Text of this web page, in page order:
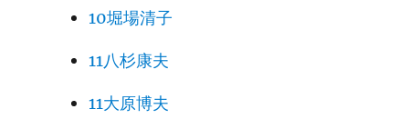
10堀場清子
11八杉康夫
11大原博夫